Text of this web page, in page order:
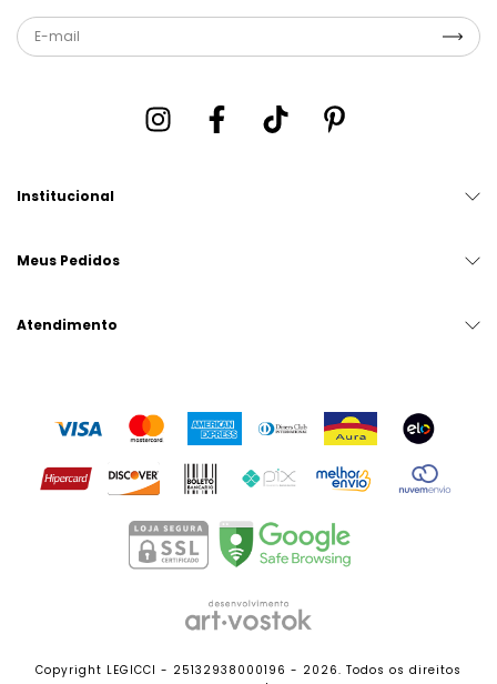
Institucional
Meus Pedidos
Atendimento
Copyright LEGICCI - 25132938000196 - 2026. Todos os direitos